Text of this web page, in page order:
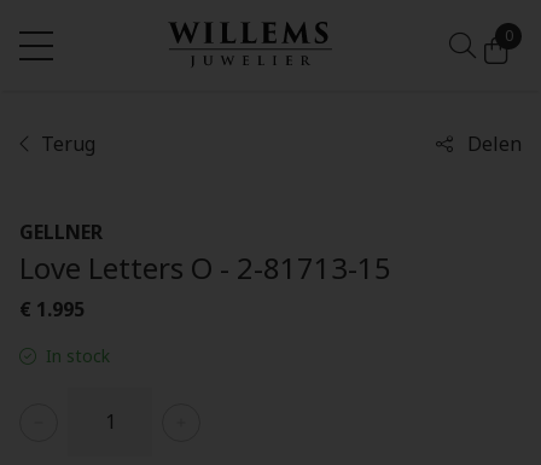
0
Terug Delen
GELLNER
Love Letters O - 2-81713-15
€ 1.995
In stock